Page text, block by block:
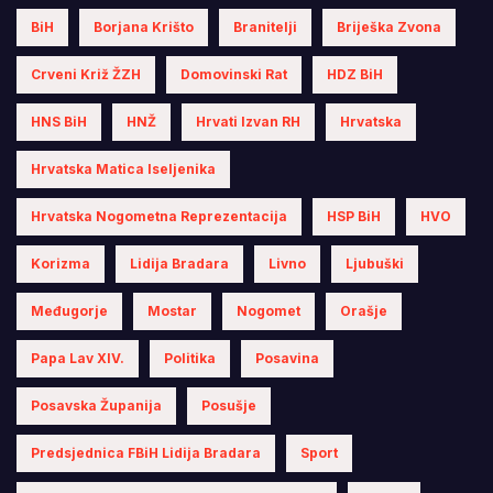
BiH Borjana Krišto Branitelji Briješka Zvona
Crveni Križ ŽZH Domovinski Rat HDZ BiH
HNS BiH HNŽ Hrvati Izvan RH Hrvatska
Hrvatska Matica Iseljenika
Hrvatska Nogometna Reprezentacija HSP BiH HVO
Korizma Lidija Bradara Livno Ljubuški
Međugorje Mostar Nogomet Orašje
Papa Lav XIV. Politika Posavina
Posavska Županija Posušje
Predsjednica FBiH Lidija Bradara Sport